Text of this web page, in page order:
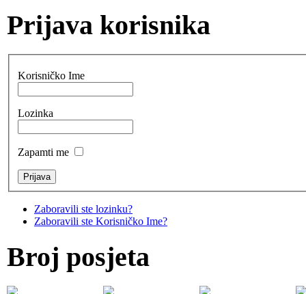
Prijava korisnika
Korisničko Ime
Lozinka
Zapamti me
Zaboravili ste lozinku?
Zaboravili ste Korisničko Ime?
Broj posjeta